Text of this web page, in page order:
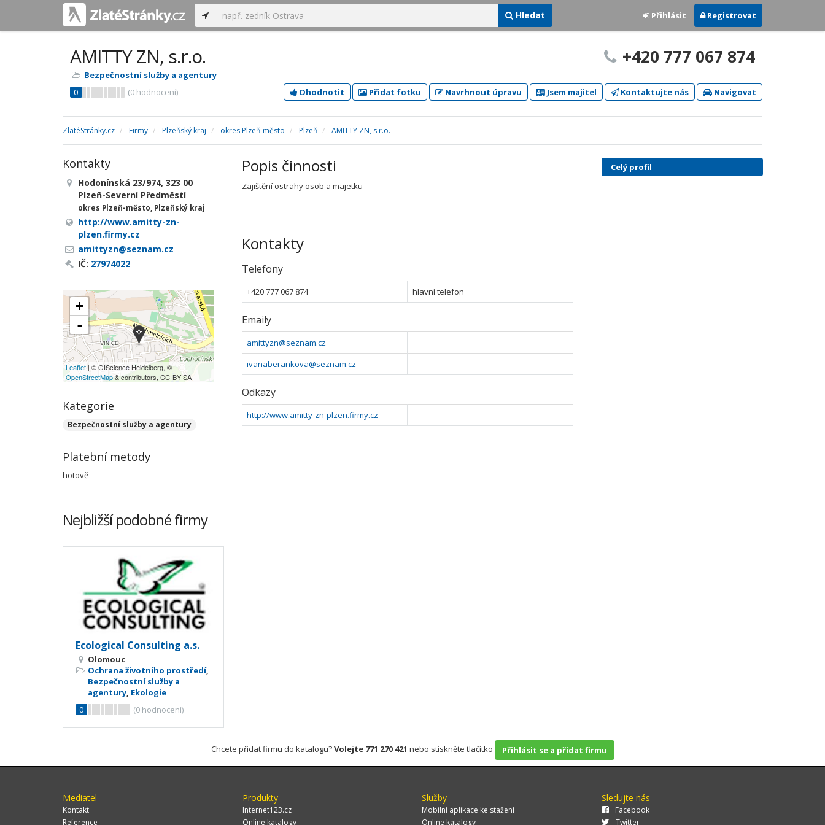
Hledat Přihlásit Registrovat
AMITTY ZN, s.r.o.
Bezpečnostní služby a agentury
0
(0 hodnocení)
+420 777 067 874
Ohodnotit Přidat fotku Navrhnout úpravu Jsem majitel Kontaktujte nás Navigovat
ZlatéStránky.cz Firmy Plzeňský kraj okres Plzeň-město Plzeň AMITTY ZN, s.r.o.
Popis činnosti
Zajištění ostrahy osob a majetku
Kontakty
Telefony
+420 777 067 874 hlavní telefon
Emaily
amittyzn@seznam.cz
ivanaberankova@seznam.cz
Odkazy
http://www.amitty-zn-plzen.firmy.cz
Kontakty
Hodonínská 23/974, 323 00
Plzeň-Severní Předměstí
okres Plzeň-město, Plzeňský kraj
http://www.amitty-zn-
plzen.firmy.cz
amittyzn@seznam.cz
IČ: 27974022
+
-
Leaflet | © GIScience Heidelberg, ©
OpenStreetMap& contributors, CC-BY-SA
Kategorie
Bezpečnostní služby a agentury
Platební metody
hotově
Celý profil
Nejbližší podobné firmy
Ecological Consulting a.s.
Olomouc
Ochrana životního prostředí,
Bezpečnostní služby a
agentury, Ekologie
0
(0 hodnocení)
Chcete přidat firmu do katalogu?Volejte 771 270 421 nebo stiskněte tlačítko Přihlásit se a přidat firmu
Mediatel
Kontakt
Reference
Produkty
Internet123.cz
Online katalogy
Služby
Mobilní aplikace ke stažení
Online katalogy
Sledujte nás
Facebook
Twitter